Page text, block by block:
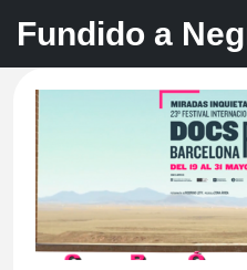
Fundido a